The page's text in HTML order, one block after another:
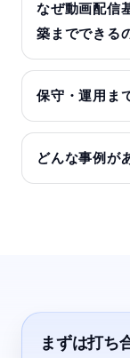
なぜ動画配信
築までできる
保守・運用ま
どんな事例が
まずは打ち